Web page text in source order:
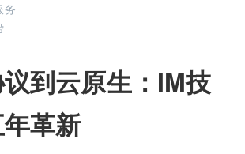
到云原生：IM技
革新
务